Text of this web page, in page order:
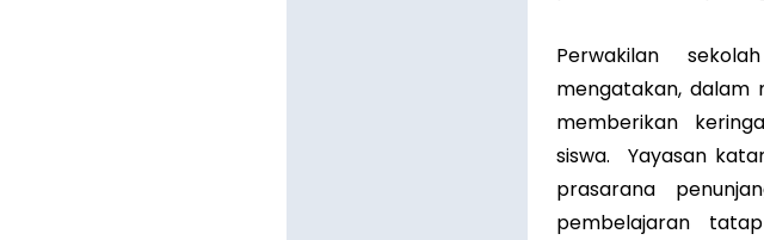
Perwakilan
mengatakan, dalam
memberikan
siswa. Yayasan
prasarana
pembelajaran